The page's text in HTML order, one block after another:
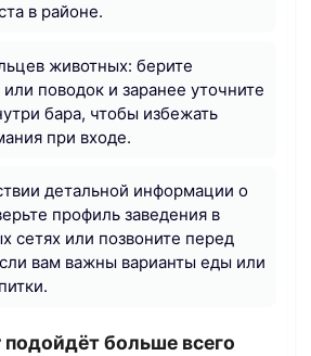
в районе.
животных: берите
поводок и заранее уточните
бара, чтобы избежать
при входе.
детальной информации о
профиль заведения в
сетях или позвоните перед
вам важны варианты еды или
больше всего